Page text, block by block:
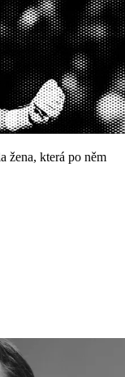
žena, která po něm